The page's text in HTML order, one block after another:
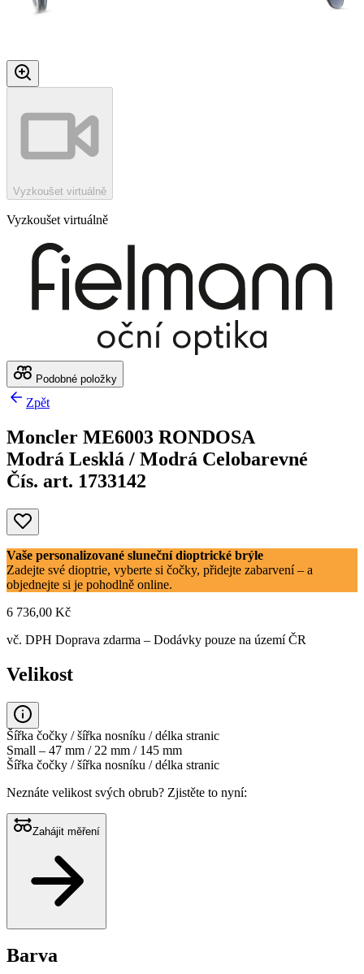
Vyzkoušet virtuálně
Vyzkoušet virtuálně
Podobné položky
Zpět
Moncler ME6003 RONDOSA
Modrá Lesklá / Modrá Celobarevné
Čís. art. 1733142
Vaše personalizované sluneční dioptrické brýle
Zadejte své dioptrie, vyberte si čočky, přidejte zabarvení – a
objednejte si je pohodlně online.
6 736,00 Kč
vč. DPH Doprava zdarma – Dodávky pouze na území ČR
Velikost
Šířka čočky / šířka nosníku / délka stranic
Small – 47 mm / 22 mm / 145 mm
Šířka čočky / šířka nosníku / délka stranic
Neznáte velikost svých obrub? Zjistěte to nyní:
Zahájit měření
Barva